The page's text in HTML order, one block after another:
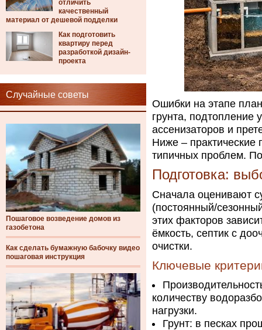
отличить
качественный
материал от дешевой подделки
Как подготовить
квартиру перед
разработкой дизайн-
проекта
Случайные советы
Пошаговое возведение домов из
газобетона
Как сделать бумажную бабочку видео
пошаговая инструкция
Ошибки на этапе
грунта, подтопление
ассенизаторов и
Ниже – практические
типичных проблем.
Подготовка:
Сначала оценивают
(постоянный/
этих факторов
ёмкость, септик с
очистки.
Ключевые
количеству
нагрузки.
Грунт: в песках